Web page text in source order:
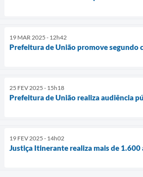
19 MAR 2025 - 12h42
Prefeitura de União promove segundo
25 FEV 2025 - 15h18
Prefeitura de União realiza audiência
19 FEV 2025 - 14h02
Justiça Itinerante realiza mais de